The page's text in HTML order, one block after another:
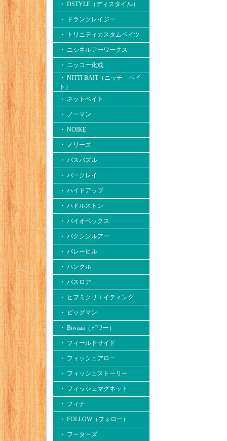
・ DSTYLE（ディスタイル）
・ ドランクレイジー
・ トリニティカスタムベイツ
・ ニシネルアーワークス
・ ニッコー化成
・ NITTI BAIT（ニッチ ベイ
ト）
・ ネットベイト
・ ノーマン
・ NOIKE
・ ノリーズ
・ バスパズル
・ バークレイ
・ ハイドアップ
・ ハドルストン
・ バイオベックス
・ バクシンルアー
・ バレーヒル
・ ハンクル
・ バスロア
・ ヒフミクリエイティング
・ ビッグマン
・ Biwaaa（ビワー）
・ フィールドサイド
・ フィッシュアロー
・ フィッシュストーリー
・ フィッシュマグネット
・ フィナ
・ FOLLOW（フォロー）
・ フーターズ